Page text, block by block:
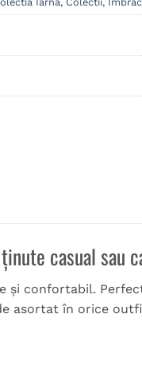
casual sau
și confortabil.
asortat în orice